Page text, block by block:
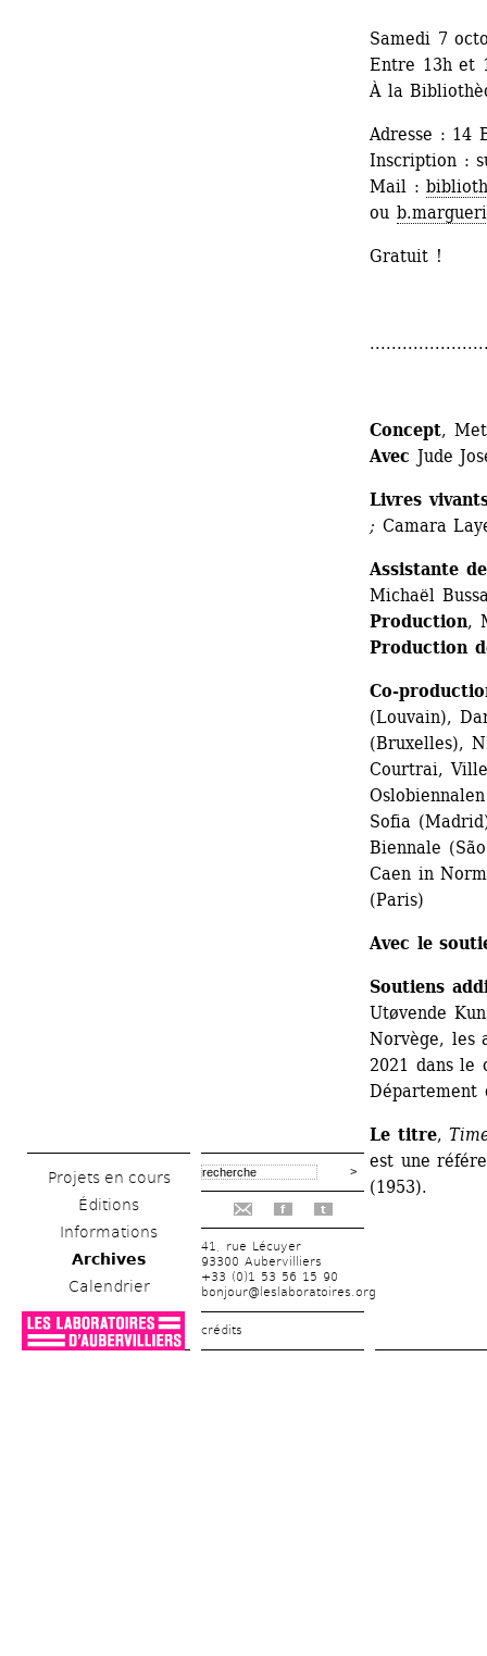
Projets en cours
Éditions
Informations
Archives
Calendrier
f t
41, rue Lécuyer
93300 Aubervilliers
+33 (0)1 53 56 15 90
bonjour@leslaboratoires.org
crédits
Samedi 7
Entre 13h et
À la
Adresse : 14
Inscription :
Mail :
ou
Gratuit !
Concept,
Avec Jude
Livres
; Camara
Assistante
Michaël
Production,
Production
Co-
(Louvain),
(Bruxelles),
Courtrai,
Sofia
Biennale
Caen in
(Paris)
Avec le
Soutiens
Utøvende
Norvège, les
2021 dans le
Le titre,
est une
(1953).